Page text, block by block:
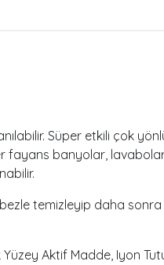
Süper etkili çok
fayans banyolar,
temizleyip daha
Aktif Madde, Iyon